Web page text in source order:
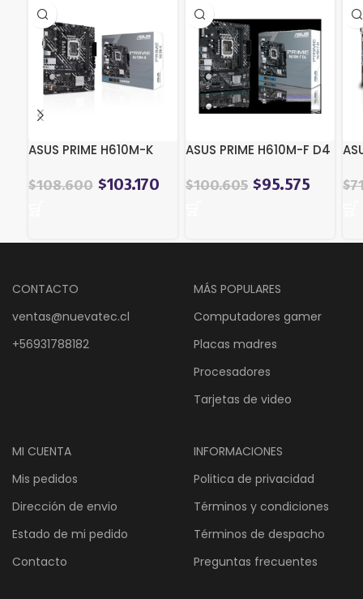
ASUS PRIME H610M-K
$108.600 $103.170
ASUS PRIME H610M-F D4
$100.605 $95.575 $
CONTACTO
ventas@nuevatec.cl
+56931788182
MÁS POPULARES
Computadores gamer
Placas madres
Procesadores
Tarjetas de video
MI CUENTA
Mis pedidos
Dirección de envio
Estado de mi pedido
Contacto
INFORMACIONES
Politica de privacidad
Términos y condiciones
Términos de despacho
Preguntas frecuentes